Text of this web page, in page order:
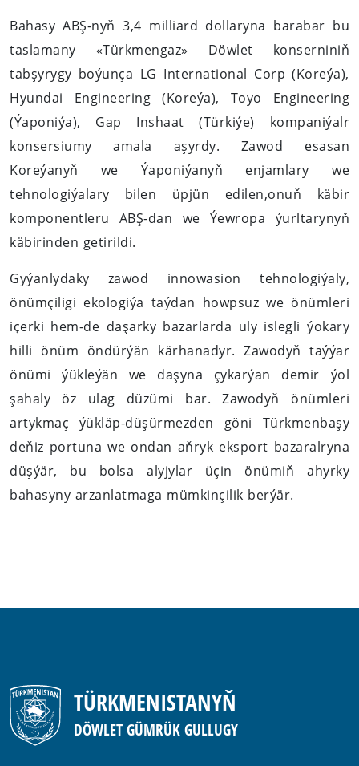
Bahasy ABŞ-nyň 3,4 milliard dollaryna barabar bu
taslamany «Türkmengaz» Döwlet konserniniň
tabşyrygy boýunça LG International Corp (Koreýa),
Hyundai Engineering (Koreýa), Toyo Engineering
(Ýaponiýa), Gap Inshaat (Тürkiýe) kompaniýalr
konsersiumy amala aşyrdy. Zawod esasan
Koreýanyň we Ýaponiýanyň enjamlary we
tehnologiýalary bilen üpjün edilen,onuň käbir
komponentleru ABŞ-dan we Ýewropa ýurltarynyň
käbirinden getirildi.
Gyýanlydaky zawod innowasion tehnologiýaly,
önümçiligi ekologiýa taýdan howpsuz we önümleri
içerki hem-de daşarky bazarlarda uly islegli ýokary
hilli önüm öndürýän kärhanadyr. Zawodyň taýýar
önümi ýükleýän we daşyna çykarýan demir ýol
şahaly öz ulag düzümi bar. Zawodyň önümleri
artykmaç ýükläp-düşürmezden göni Türkmenbaşy
deňiz portuna we ondan aňryk eksport bazaralryna
düşýär, bu bolsa alyjylar üçin önümiň ahyrky
bahasyny arzanlatmaga mümkinçilik berýär.
TÜRKMENISTANYŇ
DÖWLET GÜMRÜK GULLUGY